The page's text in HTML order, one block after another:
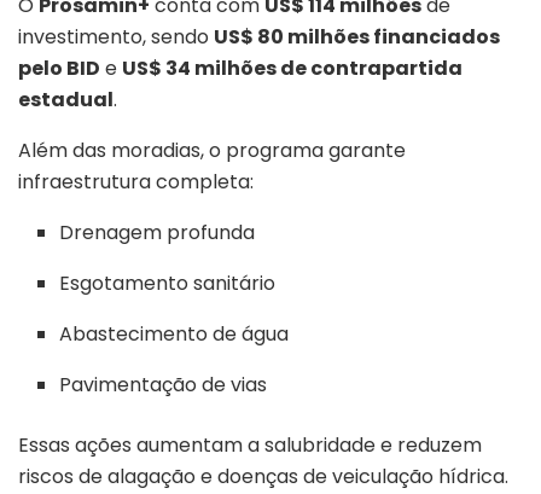
investimento, sendo US$ 80 milhões financiados
pelo BID e US$ 34 milhões de contrapartida
estadual.
Além das moradias, o programa garante
infraestrutura completa:
Drenagem profunda
Esgotamento sanitário
Abastecimento de água
Pavimentação de vias
Essas ações aumentam a salubridade e reduzem
riscos de alagação e doenças de veiculação hídrica.